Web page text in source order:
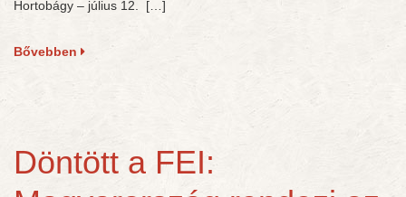
Hortobágy – július 12. […]
Bővebben
Döntött a FEI: